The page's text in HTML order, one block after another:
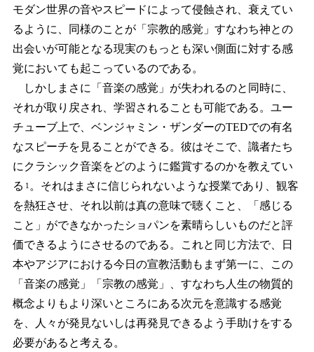
モダン世界の音やスピードによって侵蝕され、衰えてい
るように、同様のことが「宗教的感覚」すなわち神との
出会いが可能となる現実のもっとも深い側面に対する感
覚においても起こっているのである。
しかしまさに「音楽の感覚」が失われるのと同時に、
それが取り戻され、学習されることも可能である。ユー
チューブ上で、ベンジャミン・ザンダーのTEDでの有名
なスピーチを見ることができる。彼はそこで、識者たち
にクラシック音楽をどのように鑑賞するのかを教えてい
る 1 。それはまさに信じられないような授業であり、観客
を熱狂させ、それ以前は真の意味で聴くこと、「感じる
こと」ができなかったショパンを素晴らしいものだと評
価できるようにさせるのである。これと同じ方法で、日
本やアジアにおける今日の宣教活動もまず第一に、この
「音楽の感覚」「宗教の感覚」、すなわち人生の物質的
概念よりもより深いところにある次元を意識する感覚
を、人々が発見ないしは再発見できるよう手助けをする
必要があると考える。